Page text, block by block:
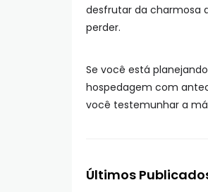
desfrutar da charmosa
perder.
Se você está
hospedagem com
você testemunhar a
Últimos